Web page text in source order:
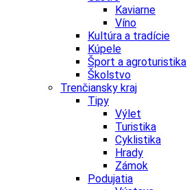
Kaviarne
Víno
Kultúra a tradície
Kúpele
Šport a agroturistika
Školstvo
Trenčiansky kraj
Tipy
Výlet
Turistika
Cyklistika
Hrady
Zámok
Podujatia